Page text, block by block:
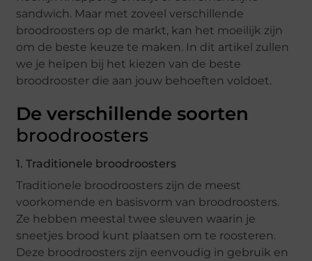
sandwich. Maar met zoveel verschillende
broodroosters op de markt, kan het moeilijk zijn
om de beste keuze te maken. In dit artikel zullen
we je helpen bij het kiezen van de beste
broodrooster die aan jouw behoeften voldoet.
De verschillende soorten
broodroosters
1. Traditionele broodroosters
Traditionele broodroosters zijn de meest
voorkomende en basisvorm van broodroosters.
Ze hebben meestal twee sleuven waarin je
sneetjes brood kunt plaatsen om te roosteren.
Deze broodroosters zijn eenvoudig in gebruik en